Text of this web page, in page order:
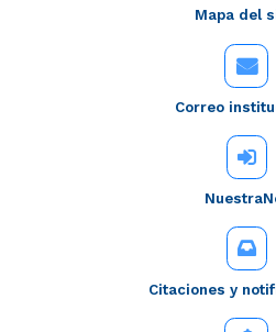
Mapa del
Correo
Citaciones y